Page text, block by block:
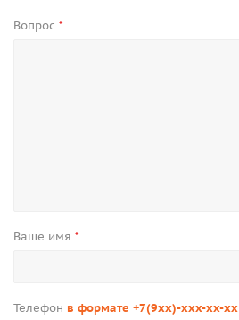
Вопрос *
Ваше имя *
Телефон в формате +7(9xx)-xxx-xx-xx